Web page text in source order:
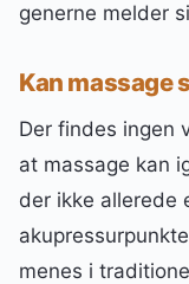
generne melder
Kan massage
Der findes ingen
at massage kan
der ikke allerede
menes i